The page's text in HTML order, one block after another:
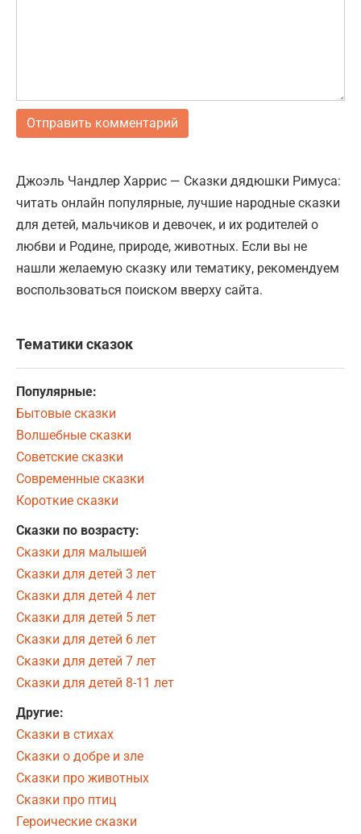
Джоэль Чандлер Харрис — Сказки дядюшки Римуса:
читать онлайн популярные, лучшие народные сказки
для детей, мальчиков и девочек, и их родителей о
любви и Родине, природе, животных. Если вы не
нашли желаемую сказку или тематику, рекомендуем
воспользоваться поиском вверху сайта.
Тематики сказок
Популярные:
Бытовые сказки
Волшебные сказки
Советские сказки
Современные сказки
Короткие сказки
Сказки по возрасту:
Сказки для малышей
Сказки для детей 3 лет
Сказки для детей 4 лет
Сказки для детей 5 лет
Сказки для детей 6 лет
Сказки для детей 7 лет
Сказки для детей 8-11 лет
Другие:
Сказки в стихах
Сказки о добре и зле
Сказки про животных
Сказки про птиц
Героические сказки